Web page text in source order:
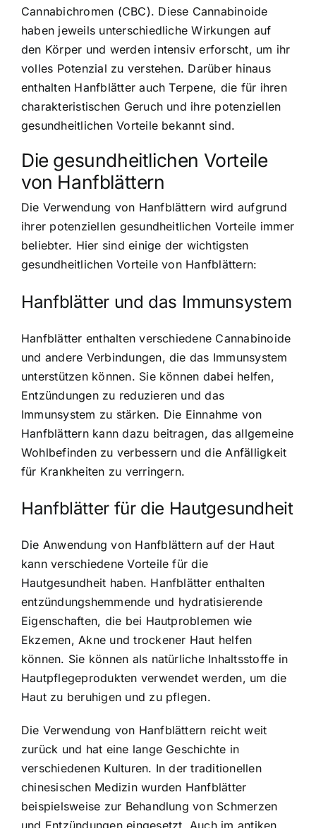
Cannabichromen (CBC). Diese Cannabinoide
haben jeweils unterschiedliche Wirkungen auf
den Körper und werden intensiv erforscht, um ihr
volles Potenzial zu verstehen. Darüber hinaus
enthalten Hanfblätter auch Terpene, die für ihren
charakteristischen Geruch und ihre potenziellen
gesundheitlichen Vorteile bekannt sind.
Die gesundheitlichen Vorteile
von Hanfblättern
Die Verwendung von Hanfblättern wird aufgrund
ihrer potenziellen gesundheitlichen Vorteile immer
beliebter. Hier sind einige der wichtigsten
gesundheitlichen Vorteile von Hanfblättern:
Hanfblätter und das Immunsystem
Hanfblätter enthalten verschiedene Cannabinoide
und andere Verbindungen, die das Immunsystem
unterstützen können. Sie können dabei helfen,
Entzündungen zu reduzieren und das
Immunsystem zu stärken. Die Einnahme von
Hanfblättern kann dazu beitragen, das allgemeine
Wohlbefinden zu verbessern und die Anfälligkeit
für Krankheiten zu verringern.
Hanfblätter für die Hautgesundheit
Die Anwendung von Hanfblättern auf der Haut
kann verschiedene Vorteile für die
Hautgesundheit haben. Hanfblätter enthalten
entzündungshemmende und hydratisierende
Eigenschaften, die bei Hautproblemen wie
Ekzemen, Akne und trockener Haut helfen
können. Sie können als natürliche Inhaltsstoffe in
Hautpflegeprodukten verwendet werden, um die
Haut zu beruhigen und zu pflegen.
Die Verwendung von Hanfblättern reicht weit
zurück und hat eine lange Geschichte in
verschiedenen Kulturen. In der traditionellen
chinesischen Medizin wurden Hanfblätter
beispielsweise zur Behandlung von Schmerzen